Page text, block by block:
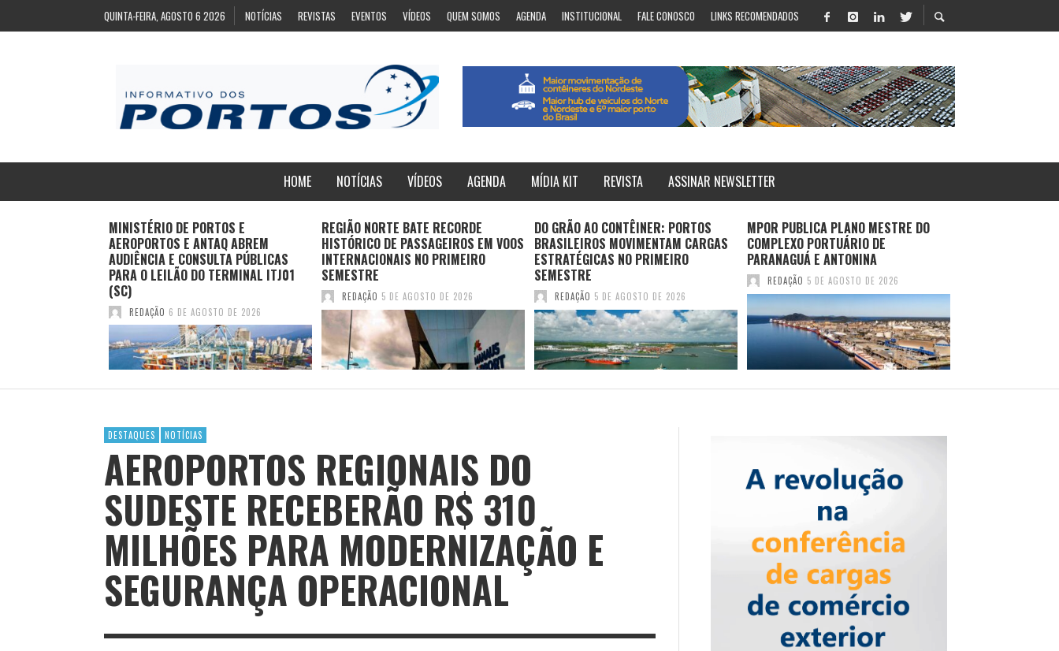
QUINTA-FEIRA, AGOSTO 6 2026 NOTÍCIAS REVISTAS EVENTOS VÍDEOS QUEM SOMOS AGENDA INSTITUCIONAL FALE CONOSCO LINKS RECOMENDADOS
HOME NOTÍCIAS VÍDEOS AGENDA MÍDIA KIT REVISTA ASSINAR NEWSLETTER
MINISTÉRIO DE PORTOS E
AEROPORTOS E ANTAQ ABREM
AUDIÊNCIA E CONSULTA PÚBLICAS
PARA O LEILÃO DO TERMINAL ITJ01
(SC)
REDAÇÃO 6 DE AGOSTO DE 2026
REGIÃO NORTE BATE RECORDE
HISTÓRICO DE PASSAGEIROS EM VOOS
INTERNACIONAIS NO PRIMEIRO
SEMESTRE
REDAÇÃO 5 DE AGOSTO DE 2026
DO GRÃO AO CONTÊINER: PORTOS
BRASILEIROS MOVIMENTAM CARGAS
ESTRATÉGICAS NO PRIMEIRO
SEMESTRE
REDAÇÃO 5 DE AGOSTO DE 2026
MPOR PUBLICA PLANO MESTRE DO
COMPLEXO PORTUÁRIO DE
PARANAGUÁ E ANTONINA
REDAÇÃO 5 DE AGOSTO DE 2026
DESTAQUES NOTÍCIAS
AEROPORTOS REGIONAIS DO
SUDESTE RECEBERÃO R$ 310
MILHÕES PARA MODERNIZAÇÃO E
SEGURANÇA OPERACIONAL